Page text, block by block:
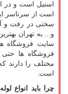
استیل است و در
است از سرتاسر
سختی در رفت و
و... به تهران
سایت فروشگاه
فروشگاه ها حتی
مختلف را دارند
است.
چرا باید انواع